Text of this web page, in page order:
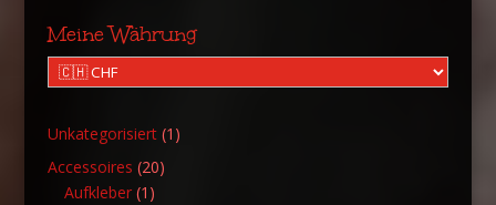
Meine Währung
Unkategorisiert 1 1
Accessoires 2020
Aufkleber 1 1